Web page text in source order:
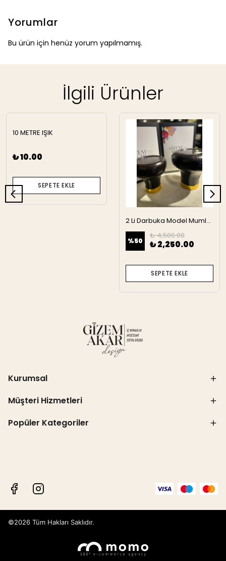
Yorumlar
Bu ürün için henüz yorum yapılmamış.
İlgili Ürünler
10 METRE IŞIK
₺ 10.00
SEPETE EKLE
2 Li Darbuka Model Mumluk
%50
₺ 4,500.00
₺ 2,250.00
SEPETE EKLE
Kurumsal
Müşteri Hizmetleri
Popüler Kategoriler
©2026 Tüm Hakları Saklıdır.